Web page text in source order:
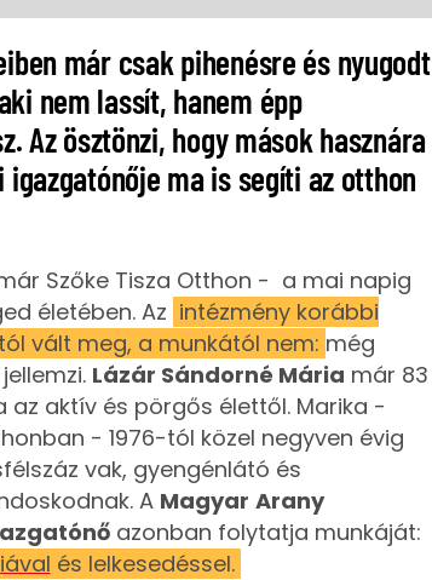
már csak pihenésre és nyugodt
nem lassít, hanem épp
Az ösztönzi, hogy mások hasznára
igazgatónője ma is segíti az otthon
Szőke Tisza Otthon - a mai napig
életében. Az intézmény korábbi
vált meg, a munkától nem: még
Lázár Sándorné Mária már 83
az aktív és pörgős élettől. Marika -
- 1976-tól közel negyven évig
vak, gyengénlátó és
A Magyar Arany
azonban folytatja munkáját:
és lelkesedéssel.